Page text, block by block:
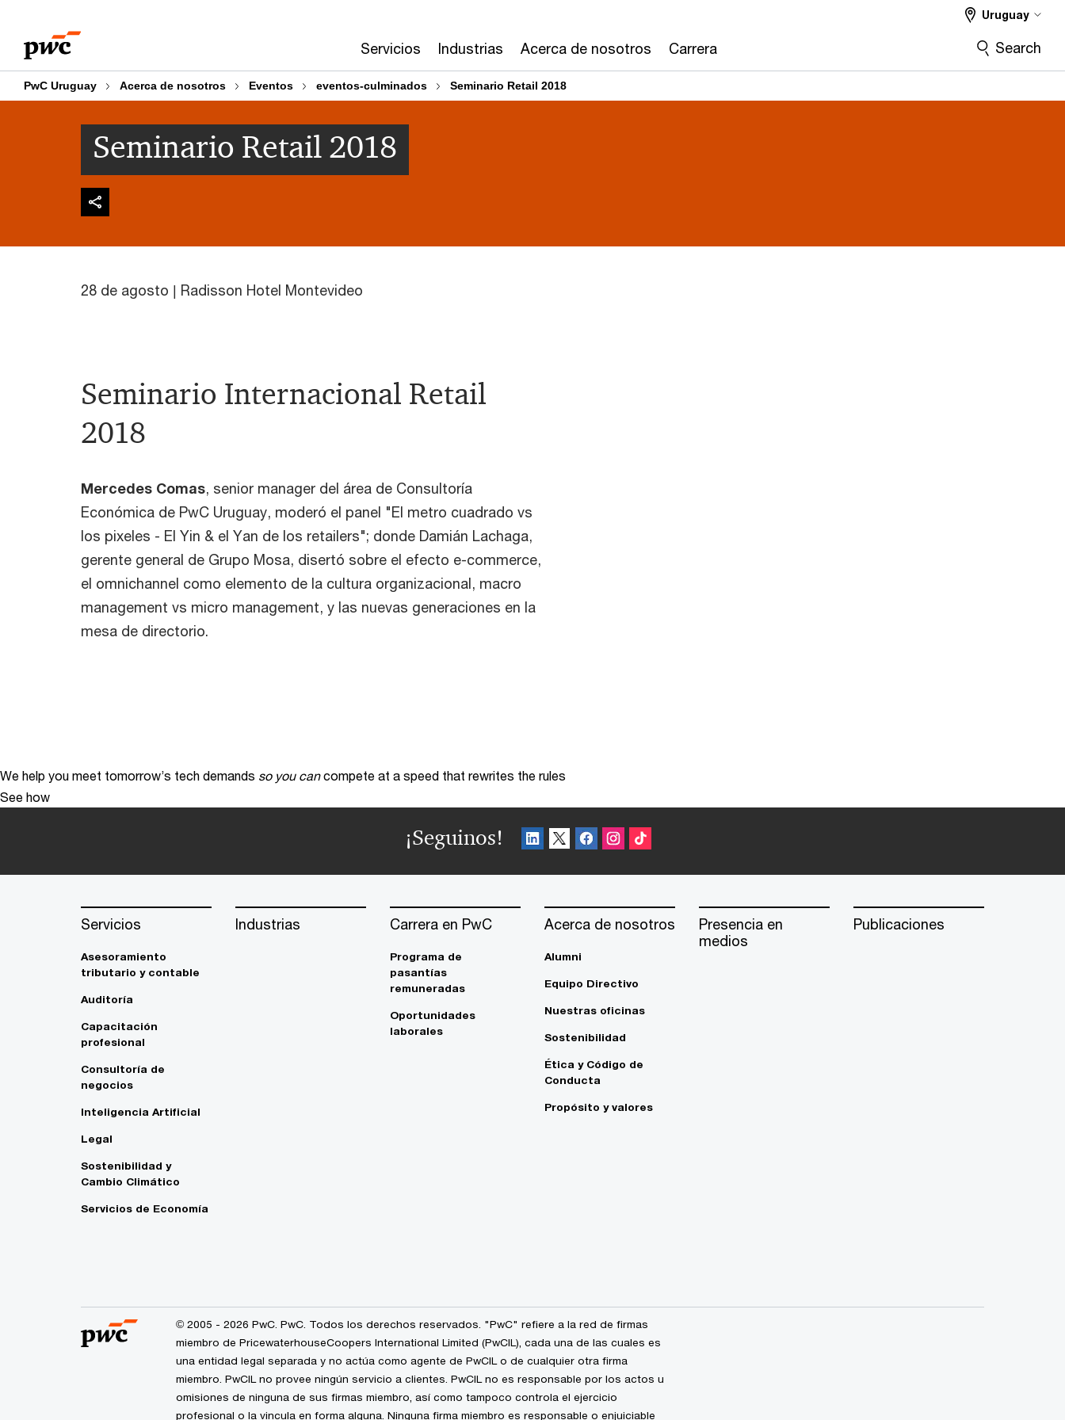
content
footer
Servicios Industrias Acerca de nosotros Carrera
Uruguay
Search
PwC Uruguay Acerca de nosotros Eventos eventos-culminados Seminario Retail 2018
Seminario Retail 2018
28 de agosto | Radisson Hotel Montevideo
Seminario Internacional Retail
2018
Mercedes Comas, senior manager del área de Consultoría
Económica de PwC Uruguay, moderó el panel "El metro cuadrado vs
los pixeles - El Yin & el Yan de los retailers"; donde Damián Lachaga,
gerente general de Grupo Mosa, disertó sobre el efecto e-commerce,
el omnichannel como elemento de la cultura organizacional, macro
management vs micro management, y las nuevas generaciones en la
mesa de directorio.
We help you meet tomorrow’s tech demands so you can compete at a speed that rewrites the rules
See how
¡Seguinos!
Servicios
Asesoramiento
tributario y contable
Auditoría
Capacitación
profesional
Consultoría de
negocios
Inteligencia Artificial
Legal
Sostenibilidad y
Cambio Climático
Servicios de Economía
Industrias Carrera en PwC
Programa de
pasantías
remuneradas
Oportunidades
laborales
Acerca de nosotros
Alumni
Equipo Directivo
Nuestras oficinas
Sostenibilidad
Ética y Código de
Conducta
Propósito y valores
Presencia en
medios
Publicaciones
© 2005 - 2026 PwC. PwC. Todos los derechos reservados. "PwC" refiere a la red de firmas
miembro de PricewaterhouseCoopers International Limited (PwCIL), cada una de las cuales es
una entidad legal separada y no actúa como agente de PwCIL o de cualquier otra firma
miembro. PwCIL no provee ningún servicio a clientes. PwCIL no es responsable por los actos u
omisiones de ninguna de sus firmas miembro, así como tampoco controla el ejercicio
profesional o la vincula en forma alguna. Ninguna firma miembro es responsable o enjuiciable